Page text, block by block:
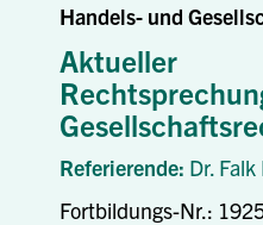
Handels- und
Aktueller
Referierende: Dr.
Fortbildungs-Nr.: